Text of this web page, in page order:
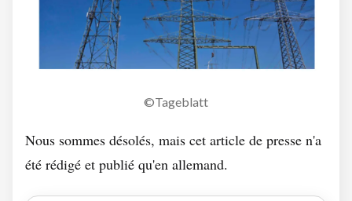
©Tageblatt
Nous sommes désolés, mais cet article de presse n'a
été rédigé et publié qu'en allemand.